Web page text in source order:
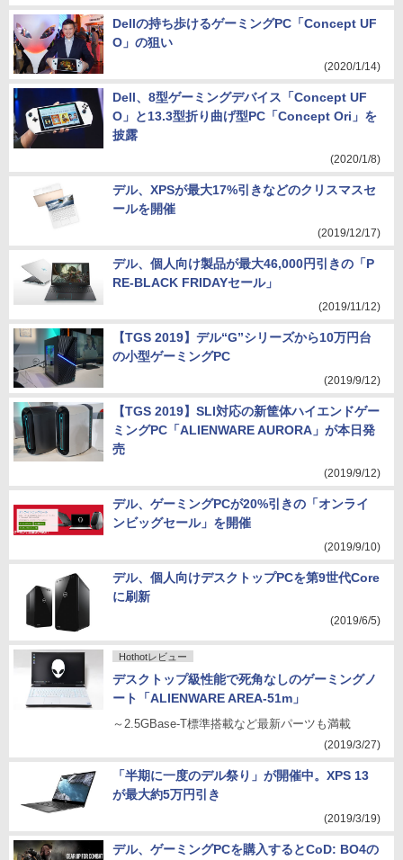
Dellの持ち歩けるゲーミングPC「Concept UF
O」の狙い
(2020/1/14)
Dell、8型ゲーミングデバイス「Concept UF
O」と13.3型折り曲げ型PC「Concept Ori」を
披露
(2020/1/8)
デル、XPSが最大17%引きなどのクリスマスセ
ールを開催
(2019/12/17)
デル、個人向け製品が最大46,000円引きの「P
RE-BLACK FRIDAYセール」
(2019/11/12)
【TGS 2019】デル“G”シリーズから10万円台
の小型ゲーミングPC
(2019/9/12)
【TGS 2019】SLI対応の新筐体ハイエンドゲー
ミングPC「ALIENWARE AURORA」が本日発
売
(2019/9/12)
デル、ゲーミングPCが20%引きの「オンライ
ンビッグセール」を開催
(2019/9/10)
デル、個人向けデスクトップPCを第9世代Core
に刷新
(2019/6/5)
Hothotレビュー
デスクトップ級性能で死角なしのゲーミングノ
ート「ALIENWARE AREA-51m」
～2.5GBase-T標準搭載など最新パーツも満載
(2019/3/27)
「半期に一度のデル祭り」が開催中。XPS 13
が最大約5万円引き
(2019/3/19)
デル、ゲーミングPCを購入するとCoD: BO4の